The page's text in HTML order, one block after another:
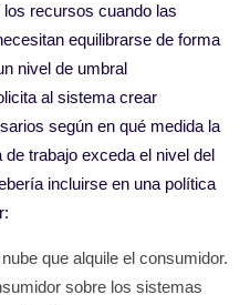
recursos cuando las
equilibrarse de forma
nivel de umbral
al sistema crear
según en qué medida la
trabajo exceda el nivel del
incluirse en una política
que alquile el consumidor.
sobre los sistemas